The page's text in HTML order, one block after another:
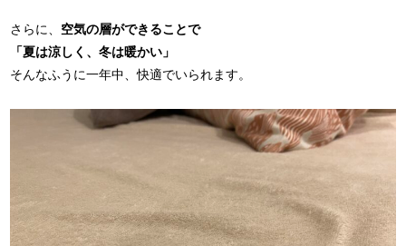
さらに、 空気の層ができることで
「夏は涼しく 、冬は暖かい 」
そんなふうに一年中、快適でいられます。